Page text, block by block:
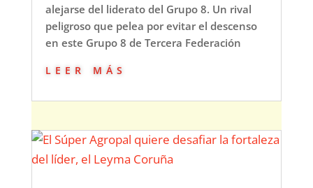
alejarse del liderato del Grupo 8. Un rival
peligroso que pelea por evitar el descenso
en este Grupo 8 de Tercera Federación
leer más